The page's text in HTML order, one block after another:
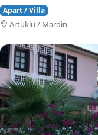
Apart / Villa
Artuklu / Mardin